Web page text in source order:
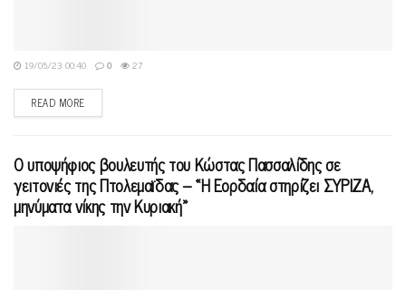
19/05/23 00:40 0 27
READ MORE
Ο υποψήφιος βουλευτής του Κώστας Πασσαλίδης σε
γειτονιές της Πτολεμαϊδας – «Η Εορδαία στηρίζει ΣΥΡΙΖΑ,
μηνύματα νίκης την Κυριακή»